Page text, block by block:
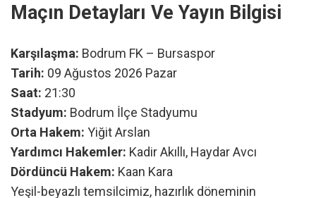
Maçın Detayları Ve Yayın Bilgisi
Karşılaşma: Bodrum FK – Bursaspor
Tarih: 09 Ağustos 2026 Pazar
Saat: 21:30
Stadyum: Bodrum İlçe Stadyumu
Orta Hakem: Yiğit Arslan
Yardımcı Hakemler: Kadir Akıllı, Haydar Avcı
Dördüncü Hakem: Kaan Kara
Yeşil-beyazlı temsilcimiz, hazırlık döneminin